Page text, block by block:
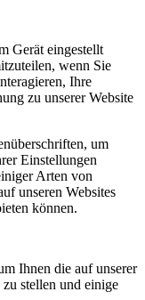
Gerät eingestellt
wenn Sie
Ihre
zu unserer Website
um
Einstellungen
Arten von
unseren Websites
können.
Ihnen die auf unserer
stellen und einige